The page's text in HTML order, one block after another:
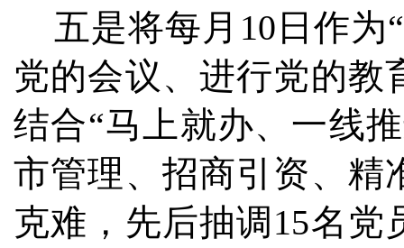
五是将每月10日作为
党的会议、进行党的教
结合“马上就办、一线
市管理、招商引资、精
克难，先后抽调15名